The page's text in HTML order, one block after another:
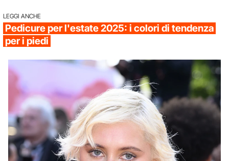
LEGGI ANCHE
Pedicure per l'estate 2025: i colori di tendenza
per i piedi